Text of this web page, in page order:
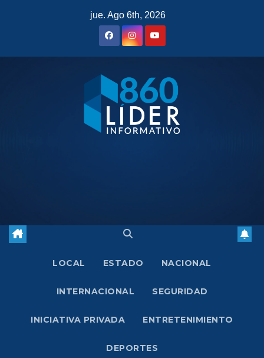
jue. Ago 6th, 2026
LOCAL ESTADO NACIONAL
INTERNACIONAL SEGURIDAD
INICIATIVA PRIVADA ENTRETENIMIENTO
DEPORTES